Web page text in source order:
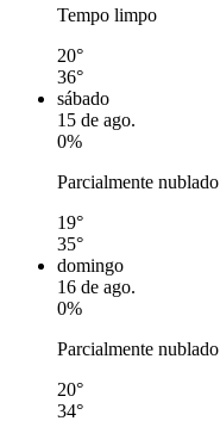
Tempo limpo
20°
36°
sábado
15 de ago.
0%
Parcialmente nublado
19°
35°
domingo
16 de ago.
0%
Parcialmente nublado
20°
34°